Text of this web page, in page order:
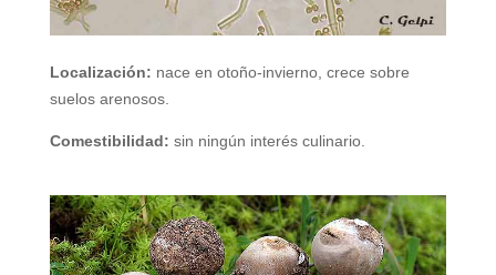
Localización: nace en otoño-invierno, crece sobre
suelos arenosos.
Comestibilidad: sin ningún interés culinario.